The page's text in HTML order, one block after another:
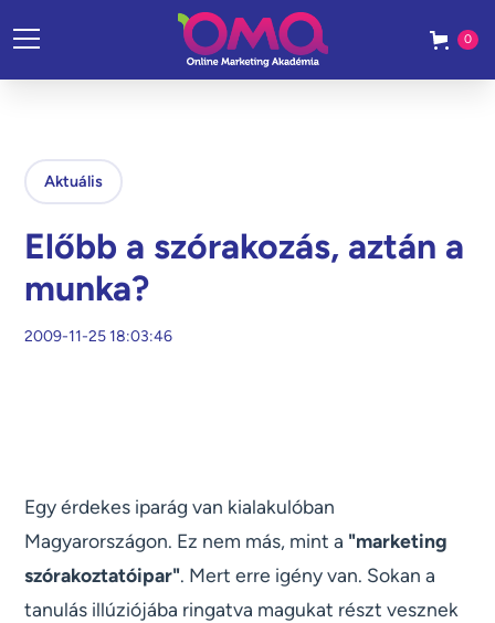
0
Aktuális
Előbb a szórakozás, aztán a
munka?
2009-11-25 18:03:46
Egy érdekes iparág van kialakulóban
Magyarországon. Ez nem más, mint a "marketing
szórakoztatóipar". Mert erre igény van. Sokan a
tanulás illúziójába ringatva magukat részt vesznek